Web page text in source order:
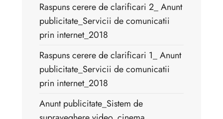
Raspuns cerere de clarificari 2_ Anunt
publicitate_Servicii de comunicatii
prin internet_2018
Raspuns cerere de clarificari 1_ Anunt
publicitate_Servicii de comunicatii
prin internet_2018
Anunt publicitate_Sistem de